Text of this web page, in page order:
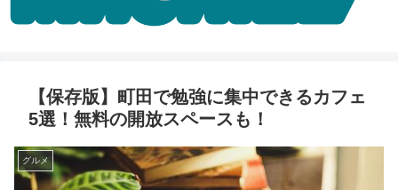
【保存版】町田で勉強に集中できるカフェ
5選！無料の開放スペースも！
グルメ